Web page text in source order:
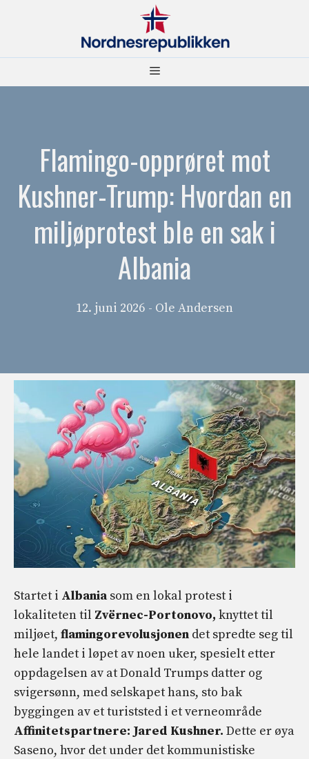
Meny
Flamingo-opprøret mot
Kushner-Trump: Hvordan en
miljøprotest ble en sak i
Albania
12. juni 2026 - Ole Andersen
Startet i Albania som en lokal protest i
lokaliteten til Zvërnec-Portonovo, knyttet til
miljøet, flamingorevolusjonen det spredte seg til
hele landet i løpet av noen uker, spesielt etter
oppdagelsen av at Donald Trumps datter og
svigersønn, med selskapet hans, sto bak
byggingen av et turiststed i et verneområde
Affinitetspartnere: Jared Kushner. Dette er øya
Saseno, hvor det under det kommunistiske